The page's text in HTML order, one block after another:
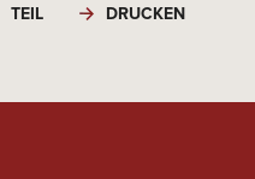
TEIL DRUCKEN